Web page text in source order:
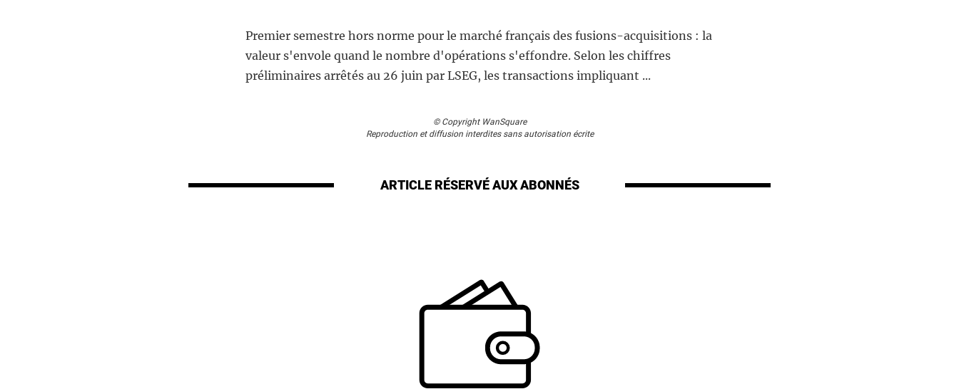
Premier semestre hors norme pour le marché français des fusions-acquisitions : la
valeur s'envole quand le nombre d'opérations s'effondre. Selon les chiffres
préliminaires arrêtés au 26 juin par LSEG, les transactions impliquant ...
© Copyright WanSquare
Reproduction et diffusion interdites sans autorisation écrite
ARTICLE RÉSERVÉAUX ABONNÉS